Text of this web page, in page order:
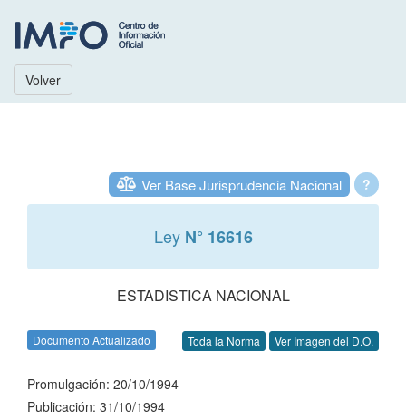
Volver
?
Ver Base Jurisprudencia Nacional
Ley N° 16616
ESTADISTICA NACIONAL
Documento Actualizado Toda la Norma Ver Imagen del D.O.
Promulgación: 20/10/1994
Publicación: 31/10/1994